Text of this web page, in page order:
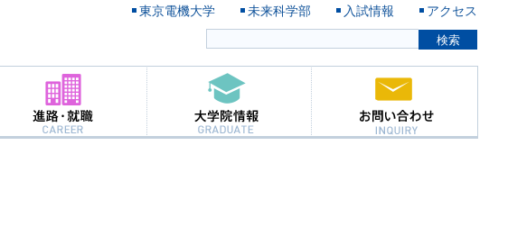
東京電機大学 未来科学部 入試情報 アクセス